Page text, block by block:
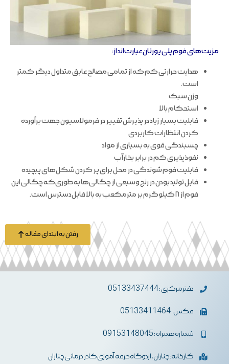
مزیت‌های فوم پلی یورتان عبارت‌اند از:
هدایت حرارتی کم که از تمامی مصالح عایق متداول دیگر کمتر
است.
وزن سبک
استحکام بالا
قابلیت بسیار زیاد در پذیرش تغییر در فرمولاسیون جهت برآورده
کردن انتظارات کاربردی
چسبندگی قوی به بسیاری از مواد
نفوذپذیری کم در برابر بخارآب
قابلیت فوم شوندگی در محل برای پر کردن شکل‌های پیچیده
قابل تولید بودن در رنج وسیعی از چگالی‌ها به‌طوری‌که چگالی این
فوم از ۸ کیلوگرم بر مترمکعب به بالا قابل‌دسترس است.
رفتن به ابتدای مقاله
دفترمرکزی : 05133437444
فکس : 05133411464
شماره همراه : 09153148045
کارخانه: چناران، اردوگاه حرفه آموزی کادر درمانی چناران